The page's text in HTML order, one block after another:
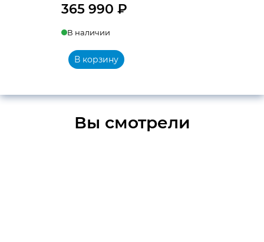
365 990 ₽
В наличии
В корзину
Вы смотрели